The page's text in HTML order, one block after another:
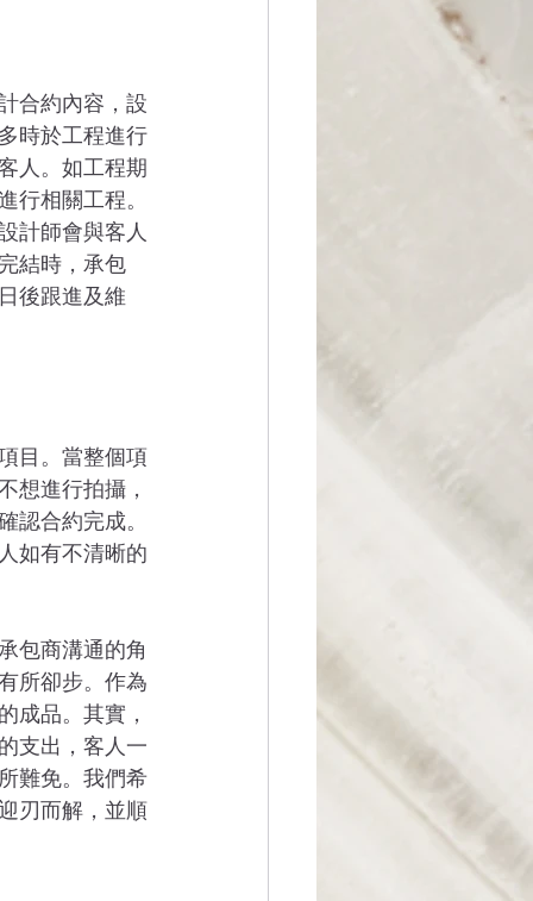
合約內容，設
時於工程進行
人。如工程期
相關工程。
計師會與客人
結時，承包
後跟進及維
目。當整個項
想進行拍攝，
合約完成。
如有不清晰的
包商溝通的角
所卻步。作為
成品。其實，
支出，客人一
難免。我們希
刃而解，並順